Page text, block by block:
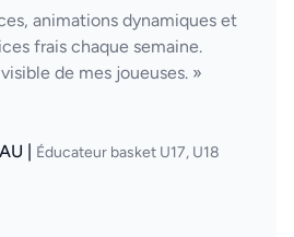
animations dynamiques et
frais chaque semaine.
de mes joueuses. »
| Éducateur basket U17, U18